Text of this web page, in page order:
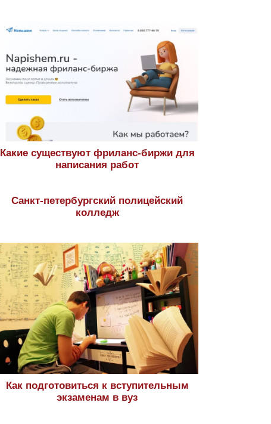
Какие существуют фриланс-биржи для
написания работ
Санкт-петербургский полицейский
колледж
Как подготовиться к вступительным
экзаменам в вуз